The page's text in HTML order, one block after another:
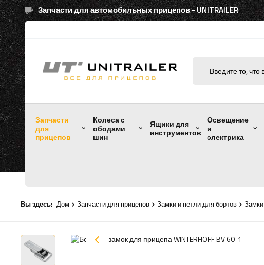
Запчасти для автомобильных прицепов - UNITRAILER
Запчасти
для
прицепов
Колеса с
ободами
шин
Ящики для
инструментов
Освещение
и
электрика
Вы здесь: Дом Запчасти для прицепов Замки и петли для бортов Замки